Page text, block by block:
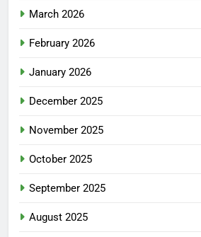
March 2026
February 2026
January 2026
December 2025
November 2025
October 2025
September 2025
August 2025